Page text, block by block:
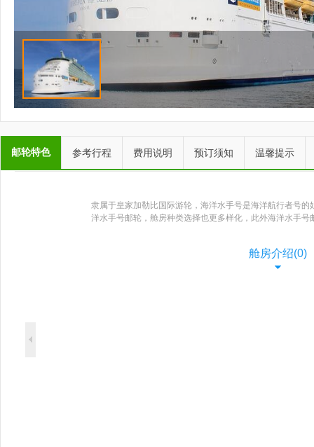
邮轮特色 参考行程 费用说明 预订须知 温馨提示
隶属于皇家加勒比国际游轮，海洋水手号是海洋航行者号
洋水手号邮轮，舱房种类选择也更多样化，此外海洋水手
舱房介绍(0)